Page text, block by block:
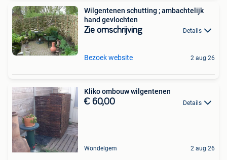
Wilgentenen schutting ; ambachtelijk
hand gevlochten
Zie omschrijving Details
Bezoek website 2 aug 26
Kliko ombouw wilgentenen
€ 60,00 Details
Wondelgem 2 aug 26